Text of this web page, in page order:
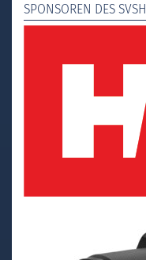
SPONSOREN DES SVSH